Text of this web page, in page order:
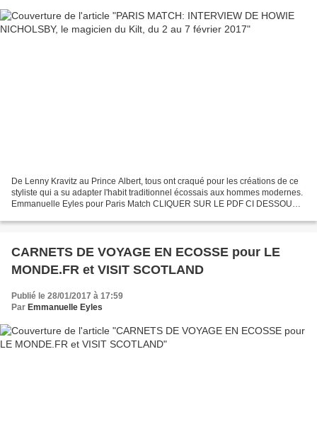
De Lenny Kravitz au Prince Albert, tous ont craqué pour les créations de ce
styliste qui a su adapter l'habit traditionnel écossais aux hommes modernes.
Emmanuelle Eyles pour Paris Match CLIQUER SUR LE PDF CI DESSOUS -
CARNETS DE VOYAGE EN ECOSSE pour LE
MONDE.FR et VISIT SCOTLAND
Publié le 28/01/2017 à 17:59
Par Emmanuelle Eyles